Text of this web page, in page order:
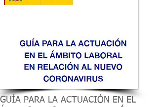
GUÍA PARA LA ACTUACIÓN EN EL